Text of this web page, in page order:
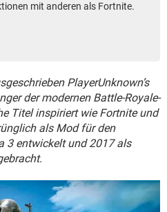
HARDWARE
mit anderen als Fortnite.
PlayerUnknown’s
der modernen Battle-Royale-
Titel inspiriert wie Fortnite und
als Mod für den
3 entwickelt und 2017 als